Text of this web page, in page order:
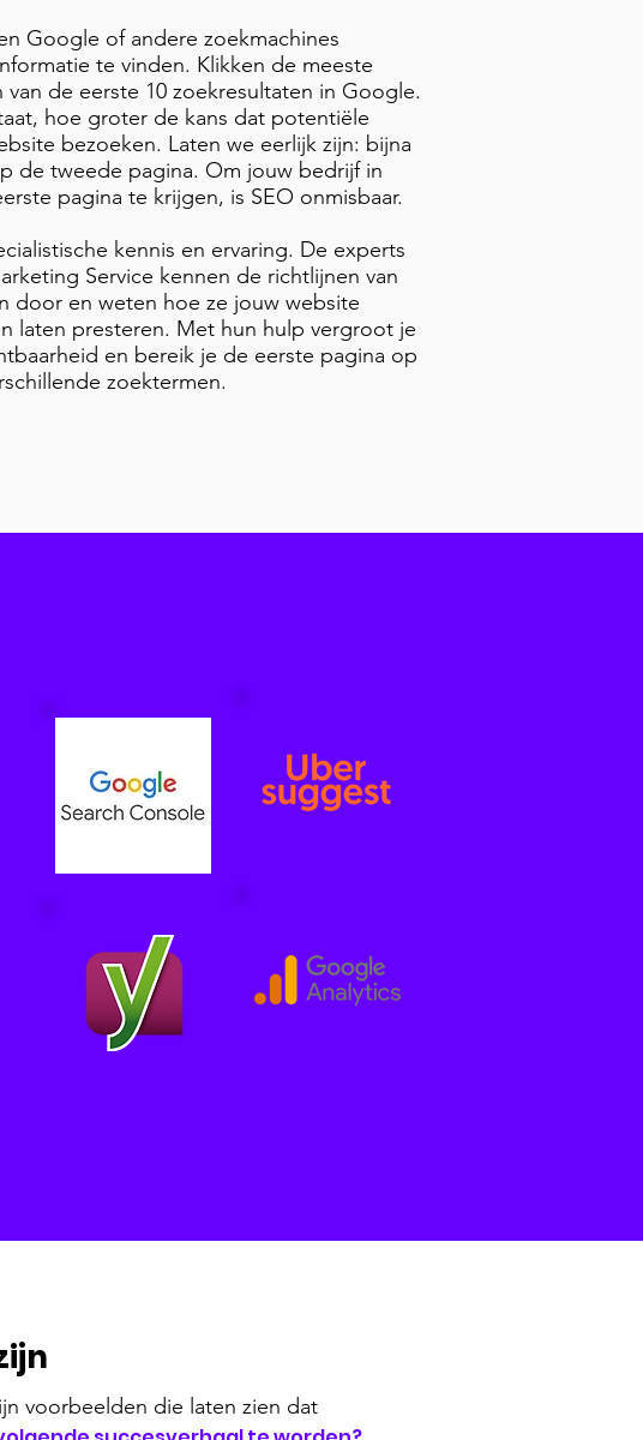
Google of andere zoekmachines
te vinden. Klikken de meeste
van de eerste 10 zoekresultaten in Google.
hoe groter de kans dat potentiële
bezoeken. Laten we eerlijk zijn: bijna
de tweede pagina. Om jouw bedrijf in
pagina te krijgen, is SEO onmisbaar.
kennis en ervaring. De experts
Service kennen de richtlijnen van
door en weten hoe ze jouw website
laten presteren. Met hun hulp vergroot je
en bereik je de eerste pagina op
zoektermen.
voorbeelden die laten zien dat